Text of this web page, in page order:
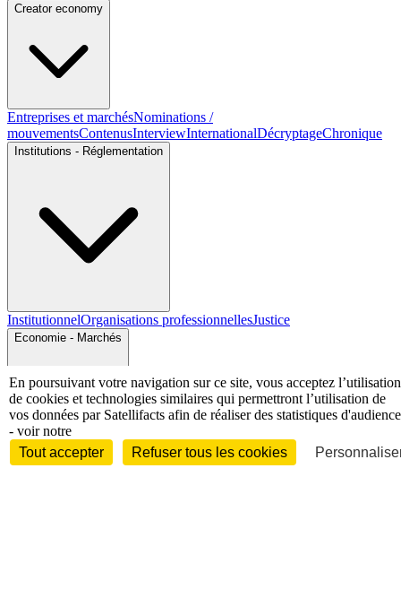
Creator economy
Entreprises et marchésNominations /
mouvementsContenusInterviewInternationalDécryptageChronique
Institutions - Réglementation
InstitutionnelOrganisations professionnellesJustice
Economie - Marchés
Entreprises et marchésTélécomsTechnologiesIndustries
En poursuivant votre navigation sur ce site, vous acceptez l’utilisation
de cookies et technologies similaires qui permettront l’utilisation de
vos données par Satellifacts afin de réaliser des statistiques d'audience
- voir notre
Tout accepter
Refuser tous les cookies